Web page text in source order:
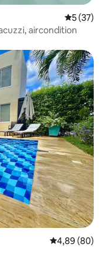
5 ud af 5 i
5 (37)
aircondition
4,89 ud af 5 i
4,89 (80)